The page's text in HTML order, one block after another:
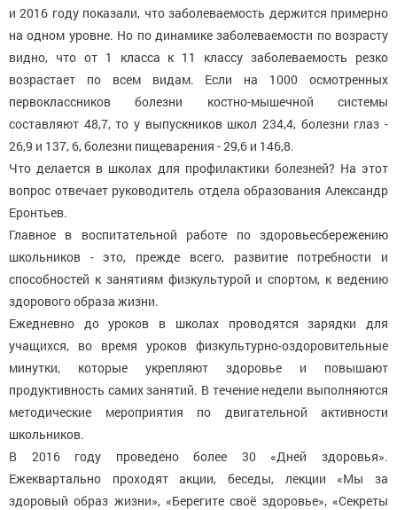
и 2016 году показали, что заболеваемость держится примерно
на одном уровне. Но по динамике заболеваемости по возрасту
видно, что от 1 класса к 11 классу заболеваемость резко
возрастает по всем видам. Если на 1000 осмотренных
первоклассников болезни костно-мышечной системы
составляют 48,7, то у выпускников школ 234,4, болезни глаз -
26,9 и 137, 6, болезни пищеварения - 29,6 и 146,8.
Что делается в школах для профилактики болезней? На этот
вопрос отвечает руководитель отдела образования Александр
Еронтьев.
Главное в воспитательной работе по здоровьесбережению
школьников - это, прежде всего, развитие потребности и
способностей к занятиям физкультурой и спортом, к ведению
здорового образа жизни.
Ежедневно до уроков в школах проводятся зарядки для
учащихся, во время уроков физкультурно-оздоровительные
минутки, которые укрепляют здоровье и повышают
продуктивность самих занятий. В течение недели выполняются
методические мероприятия по двигательной активности
школьников.
В 2016 году проведено более 30 «Дней здоровья».
Ежеквартально проходят акции, беседы, лекции «Мы за
здоровый образ жизни», «Берегите своё здоровье», «Секреты